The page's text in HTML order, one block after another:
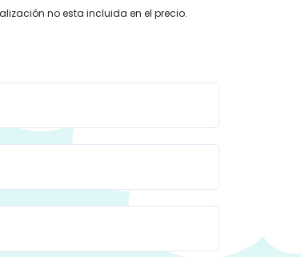
no esta incluida en el precio.